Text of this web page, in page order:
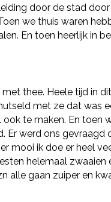
door de stad
we thuis waren
En toen heerlijk in
thee. Heele tijd in
met ze dat was
te maken. En toen
werd ons gevraagd
mooi ik doe er heel
helemaal zwaaien
alle gaan zuiper en